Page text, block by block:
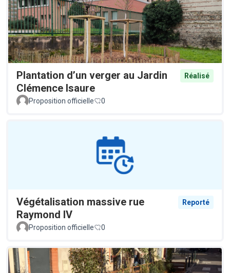
Plantation d’un verger au Jardin
Clémence Isaure
Réalisé
Proposition officielle 0
Végétalisation massive rue
Raymond IV
Reporté
Proposition officielle 0